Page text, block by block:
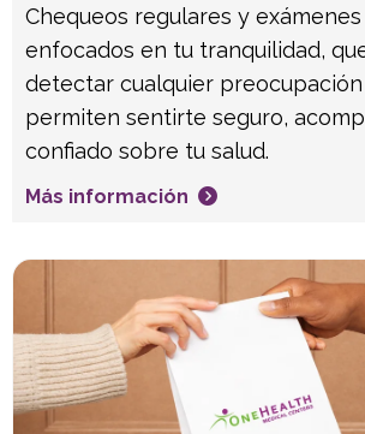
Chequeos regulares y
enfocados en tu tranquilidad,
detectar cualquier
permiten sentirte seguro,
confiado sobre tu salud.
Más información